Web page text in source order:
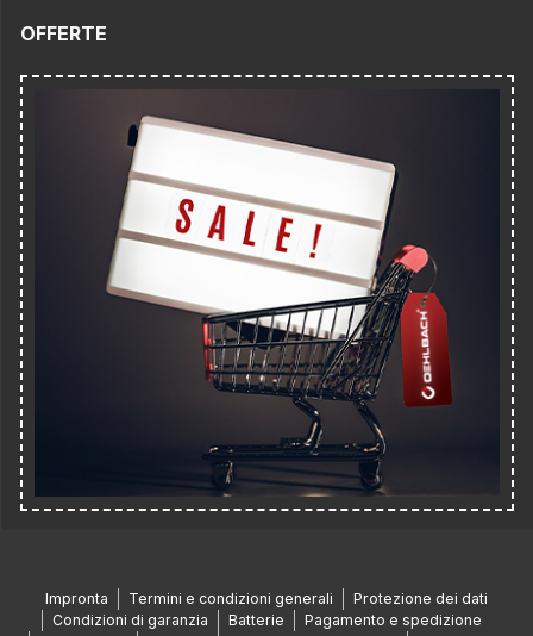
OFFERTE
Impronta Termini e condizioni generali
Protezione dei dati
Condizioni di garanzia
Batterie
Pagamento e spedizione